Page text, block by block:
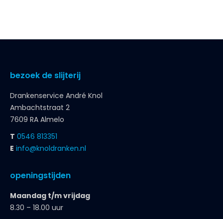
bezoek de slijterij
Drankenservice André Knol
Ambachtstraat 2
7609 RA Almelo
T 0546 813351
E info@knoldranken.nl
openingstijden
Maandag t/m vrijdag
8.30 – 18.00 uur